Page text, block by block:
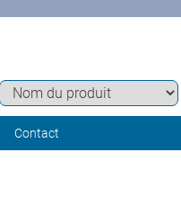
Contact